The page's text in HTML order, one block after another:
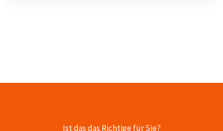
Ist das das Richtige für Sie?